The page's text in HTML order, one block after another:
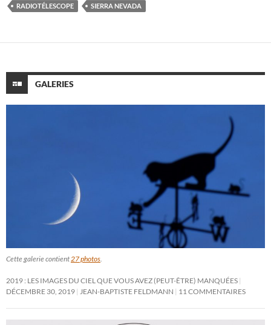
RADIOTÉLESCOPE
SIERRA NEVADA
GALERIES
Cette galerie contient 27 photos
2019 : LES IMAGES DU CIEL QUE VOUS AVEZ (PEUT-ÊTRE) MANQUÉES
DÉCEMBRE 30, 2019
JEAN-BAPTISTE FELDMANN 11 COMMENTAIRES